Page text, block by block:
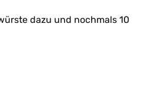
dazu und nochmals 10